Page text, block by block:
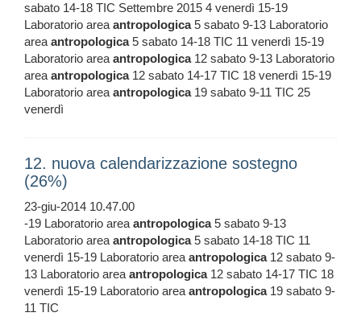
sabato 14-18 TIC Settembre 2015 4 venerdì 15-19
Laboratorio areaantropologica5 sabato 9-13 Laboratorio
areaantropologica5 sabato 14-18 TIC 11 venerdì 15-19
Laboratorio areaantropologica12 sabato 9-13 Laboratorio
areaantropologica12 sabato 14-17 TIC 18 venerdì 15-19
Laboratorio areaantropologica19 sabato 9-11 TIC 25
venerdì
12. nuova calendarizzazione sostegno
(26%)
23-giu-2014 10.47.00
-19 Laboratorio areaantropologica5 sabato 9-13
Laboratorio areaantropologica5 sabato 14-18 TIC 11
venerdì 15-19 Laboratorio areaantropologica12 sabato 9-
13 Laboratorio areaantropologica12 sabato 14-17 TIC 18
venerdì 15-19 Laboratorio areaantropologica19 sabato 9-
11 TIC